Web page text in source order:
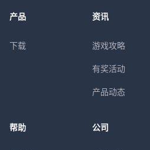
产品
下载
资讯
游戏攻略
有奖活动
产品动态
帮助 公司